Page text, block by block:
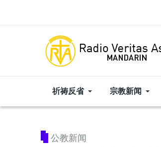
祈祷反省 宗教新闻
公教新闻